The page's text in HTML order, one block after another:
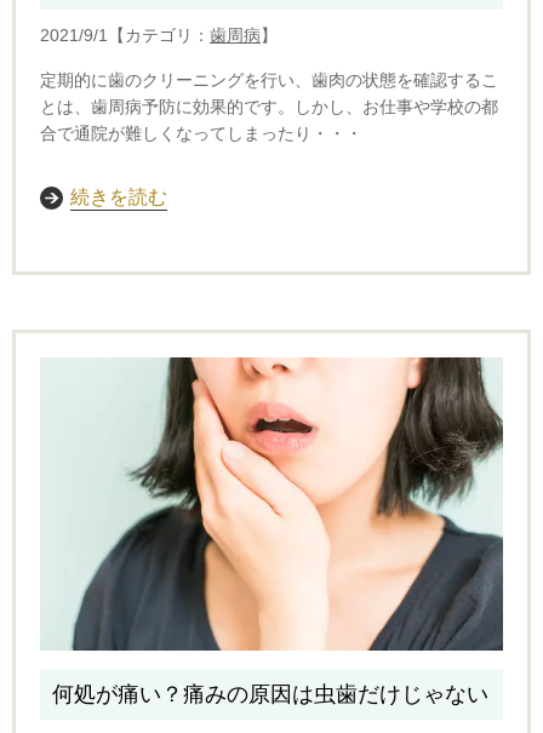
2021/9/1【カテゴリ： 歯周病】
定期的に歯のクリーニングを行い、歯肉の状態を確認するこ
とは、歯周病予防に効果的です。
しかし、お仕事や学校の都
合で通院が難しくなってしまったり・・・
続きを読む
何処が痛い？痛みの原因は虫歯だけじゃない